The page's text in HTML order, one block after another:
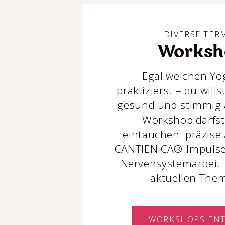
WORKSHOPS
DIVERSE
Egal welchen
praktizierst – du
gesund und stimmig
Workshop
eintauchen:
CANTIENICA®-
aktuellen